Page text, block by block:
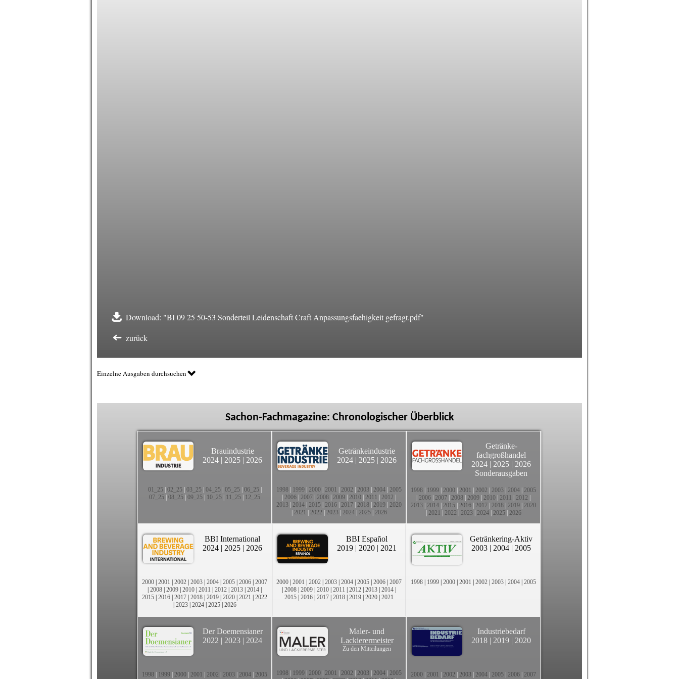
Download: "BI 09 25 50-53 Sonderteil Leidenschaft Craft Anpassungsfaehigkeit gefragt.pdf"
zurück
Einzelne Ausgaben durchsuchen
Sachon-Fachmagazine: Chronologischer Überblick
Brauindustrie
2024 | 2025 | 2026
01_25| 02_25| 03_25| 04_25| 05_25| 06_25|
07_25 08_25 09_25 10_25 11_25 12_25
Getränkeindustrie
2024 | 2025 | 2026
1998 1999 2000 2001 2002 2003 2004 2005
2006 2007 2008 2009 2010 2011 2012
2013 2014 2015 2016 2017 2018 2019 2020
2021 2022 2023| 2024| 2025| 2026
Getränke-
fachgroßhandel
2024 | 2025 | 2026
Sonderausgaben
1998 1999 2000 2001 2002 2003 2004 2005
2006 2007 2008 2009 2010 2011 2012
2013 2014 2015 2016 2017 2018 2019 2020
2021 2022 2023| 2024| 2025| 2026
BBI International
2024 | 2025 | 2026
2000 | 2001 | 2002 | 2003 | 2004 | 2005 | 2006 | 2007
| 2008 | 2009 | 2010 | 2011 | 2012 | 2013 | 2014 |
2015 | 2016 | 2017 | 2018 | 2019 | 2020 | 2021 | 2022
| 2023| 2024| 2025| 2026
BBI Español
2019 | 2020 | 2021
2000 | 2001 | 2002 | 2003 | 2004 | 2005 | 2006 | 2007
| 2008 | 2009 | 2010 | 2011 | 2012 | 2013 | 2014 |
2015 | 2016 | 2017 | 2018 | 2019 | 2020 | 2021
Getränkering-Aktiv
2003 | 2004 | 2005
1998 | 1999 | 2000 | 2001 | 2002 | 2003 | 2004 | 2005
Der Doemensianer
2022 | 2023 | 2024
1998 1999 2000 2001 2002 2003 2004 2005
Maler- und
Lackierermeister
Zu den Mitteilungen
1998 1999 2000 2001 2002 2003 2004 2005
Industriebedarf
2018 | 2019 | 2020
2000 2001 2002 2003 2004 2005 2006 2007